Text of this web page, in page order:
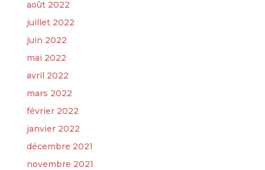
août 2022
juillet 2022
juin 2022
mai 2022
avril 2022
mars 2022
février 2022
janvier 2022
décembre 2021
novembre 2021